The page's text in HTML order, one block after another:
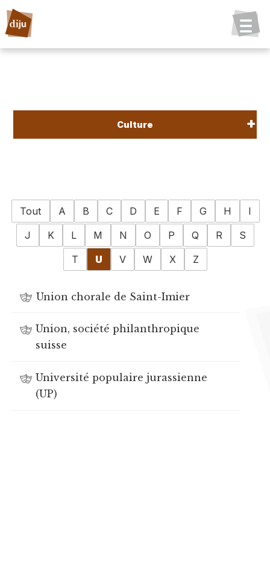
Culture
Tout A B C D E F G H
I
J
K L M N O P Q R
S
T
U V W X Z
Union chorale de Saint-Imier
Union, société philanthropique
suisse
Université populaire jurassienne
(UP)